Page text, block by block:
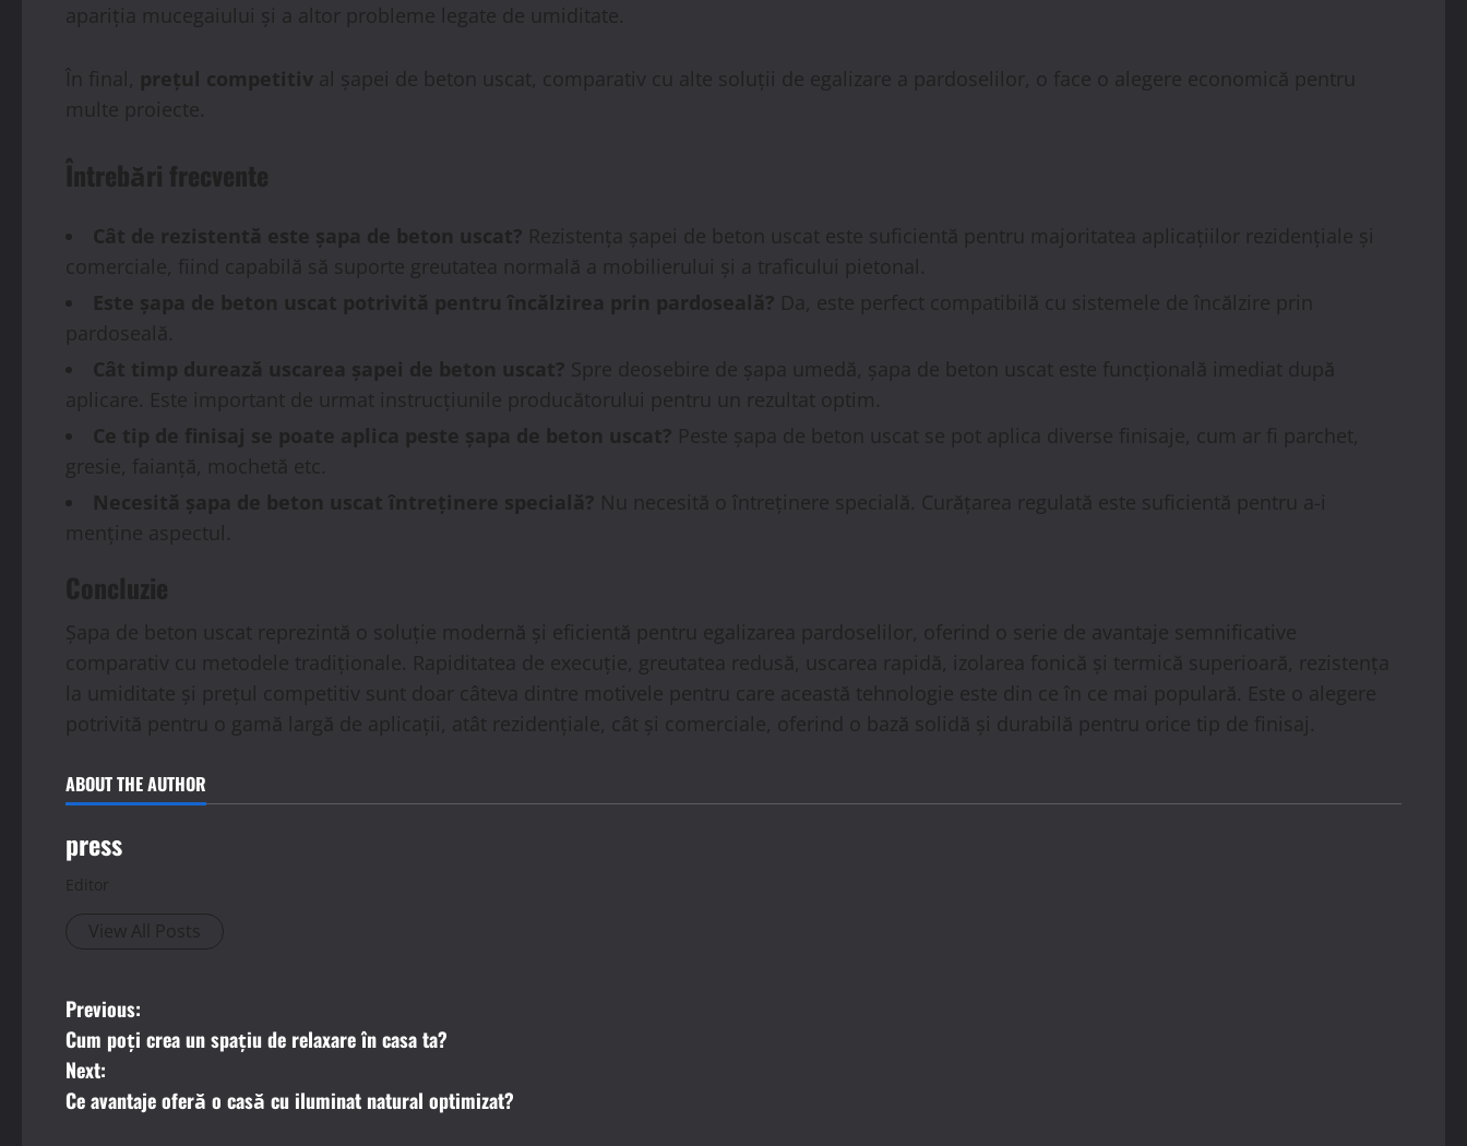
apariția mucegaiului și a altor probleme legate de umiditate.
În final, prețul competitiv al șapei de beton uscat, comparativ cu alte soluții de egalizare a pardoselilor, o face o alegere economică pentru
multe proiecte.
Întrebări frecvente
Cât de rezistentă este șapa de beton uscat? Rezistența șapei de beton uscat este suficientă pentru majoritatea aplicațiilor rezidențiale și
comerciale, fiind capabilă să suporte greutatea normală a mobilierului și a traficului pietonal.
Este șapa de beton uscat potrivită pentru încălzirea prin pardoseală? Da, este perfect compatibilă cu sistemele de încălzire prin
pardoseală.
Cât timp durează uscarea șapei de beton uscat? Spre deosebire de șapa umedă, șapa de beton uscat este funcțională imediat după
aplicare. Este important de urmat instrucțiunile producătorului pentru un rezultat optim.
Ce tip de finisaj se poate aplica peste șapa de beton uscat? Peste șapa de beton uscat se pot aplica diverse finisaje, cum ar fi parchet,
gresie, faianță, mochetă etc.
Necesită șapa de beton uscat întreținere specială? Nu necesită o întreținere specială. Curățarea regulată este suficientă pentru a-i
menține aspectul.
Concluzie
Șapa de beton uscat reprezintă o soluție modernă și eficientă pentru egalizarea pardoselilor, oferind o serie de avantaje semnificative
comparativ cu metodele tradiționale. Rapiditatea de execuție, greutatea redusă, uscarea rapidă, izolarea fonică și termică superioară, rezistența
la umiditate și prețul competitiv sunt doar câteva dintre motivele pentru care această tehnologie este din ce în ce mai populară. Este o alegere
potrivită pentru o gamă largă de aplicații, atât rezidențiale, cât și comerciale, oferind o bază solidă și durabilă pentru orice tip de finisaj.
ABOUT THE AUTHOR
press
Editor
View All Posts
P
o
s
Previous:
Cum poți crea un spațiu de relaxare în casa ta?
Next:
Ce avantaje oferă o casă cu iluminat natural optimizat?